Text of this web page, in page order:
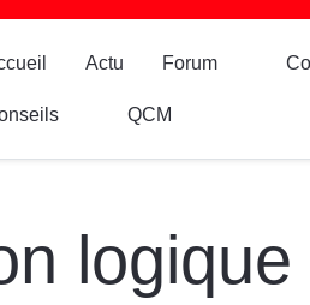
Actu Forum
QCM